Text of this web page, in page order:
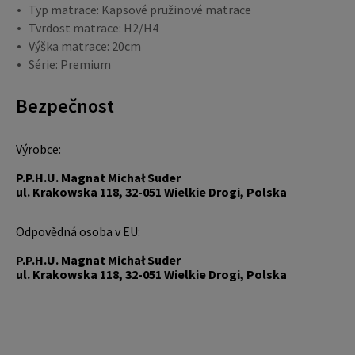
Typ matrace: Kapsové pružinové matrace
Tvrdost matrace: H2/H4
Výška matrace: 20cm
Série: Premium
Bezpečnost
Výrobce:
P.P.H.U. Magnat Michał Suder
ul. Krakowska 118, 32-051 Wielkie Drogi, Polska
Odpovědná osoba v EU:
P.P.H.U. Magnat Michał Suder
ul. Krakowska 118, 32-051 Wielkie Drogi, Polska